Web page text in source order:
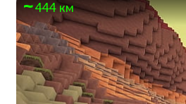
444 км